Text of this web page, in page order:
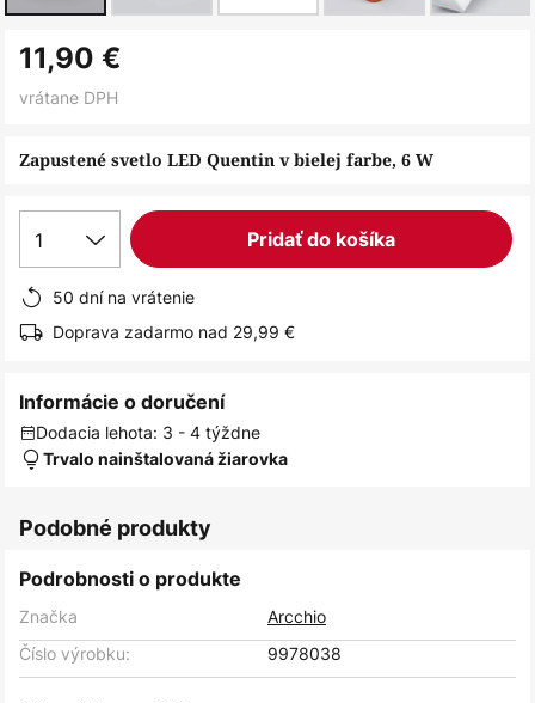
na
začiatok
obrázkov
Zapustené svetlo LED Quentin v bielej farbe, 6 W
11,90 €
vrátane DPH
1 Pridať do košíka
50 dní na vrátenie
Doprava zadarmo nad 29,99 €
Informácie o doručení
Dodacia lehota: 3 - 4 týždne
Trvalo nainštalovaná žiarovka
Podobné produkty
Podrobnosti o produkte
Značka
Arcchio
Číslo výrobku:
9978038